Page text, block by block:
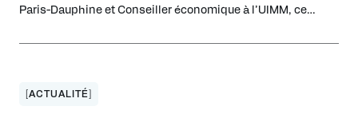
Paris-Dauphine et Conseiller économique à l’UIMM, ce
l’échelle globale et dresse un panorama des fragilités
[ACTUALITÉ]